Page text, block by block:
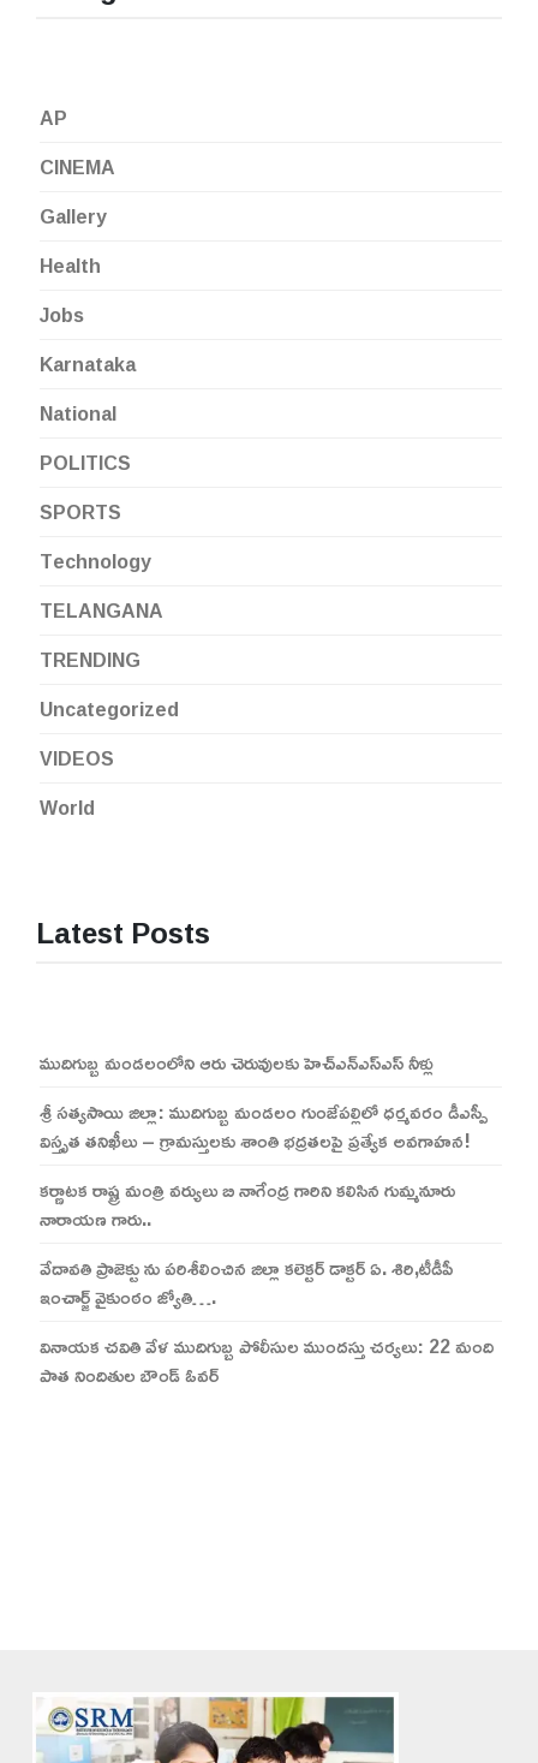
AP
CINEMA
Gallery
Health
Jobs
Karnataka
National
POLITICS
SPORTS
Technology
TELANGANA
TRENDING
Uncategorized
VIDEOS
World
Latest Posts
ముదిగుబ్బ మండలంలోని ఆరు చెరువులకు హెచ్ఎన్ఎస్ఎస్ నీళ్లు
శ్రీ సత్యసాయి జిల్లా: ముదిగుబ్బ మండలం గుంజేపల్లిలో ధర్మవరం డీఎస్పీ
విస్తృత తనిఖీలు – గ్రామస్తులకు శాంతి భద్రతలపై ప్రత్యేక అవగాహన!
కర్ణాటక రాష్ట్ర మంత్రి వర్యులు బి నాగేంద్ర గారిని కలిసిన గుమ్మనూరు
నారాయణ గారు..
వేదావతి ప్రాజెక్టు ను పరిశీలించిన జిల్లా కలెక్టర్ డాక్టర్ ఏ. శిరి,టీడీపీ
ఇంచార్జ్ వైకుంఠం జ్యోతి….
వినాయక చవితి వేళ ముదిగుబ్బ పోలీసుల ముందస్తు చర్యలు: 22 మంది
పాత నిందితుల బౌండ్ ఓవర్